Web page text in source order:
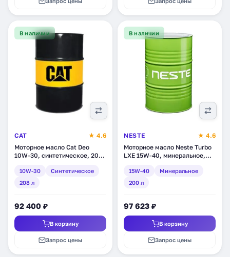
В наличии
CAT
★ 4.6
Моторное масло Cat Deo
10W-30, синтетическое, 208
10W-30
Синтетическое
208 л
92 400 ₽
В корзину
Запрос цены
В наличии
NESTE
★ 4.6
Моторное масло Neste Turbo
LXE 15W-40, минеральное,
15W-40
Минеральное
200 л
97 623 ₽
В корзину
Запрос цены